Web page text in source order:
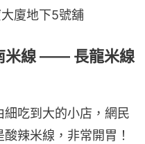
廈地下5號舖
米線 —— 長龍米線
吃到大的小店，網民
辣米線，非常開胃！